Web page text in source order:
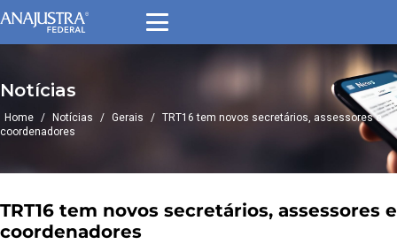
Notícias
Home / Notícias / Gerais / TRT16 tem novos secretários, assessores e
coordenadores
TRT16 tem novos secretários, assessores e
coordenadores